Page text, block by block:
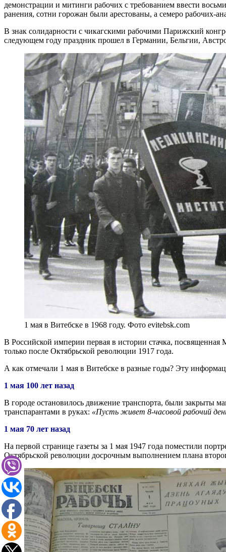
демонстрации и митинги рабочих с требованием ввести
ранения, сотни горожан были арестованы, а семеро рабочих-
В знак солидарности с чикагскими рабочими Парижский
следующем году праздник прошел в Германии, Бельгии,
1 мая в Витебске в 1968 году. Фото evitebsk.com
В Российской империи первая в истории стачка,
только после Октябрьской революции 1917 года.
А как отмечали 1 мая в Витебске в разные годы? Эту
1 мая 100 лет назад
В городе остановилось движение транспорта, были закрыты
транспарантами в руках: «Пусть живет 8-часовой рабочий
1 мая 70 лет назад
На первой странице газеты за 1 мая 1947 года поместили
Октябрьской революции досрочным выполнением плана